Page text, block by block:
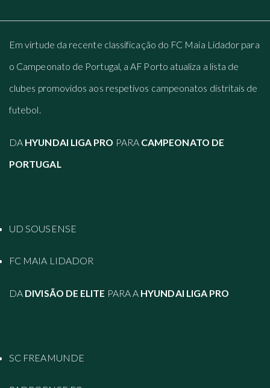
Em virtude da recente classificação do FC Maia Lidador para
o Campeonato de Portugal, a AF Porto atualiza a lista de
clubes promovidos aos respetivos campeonatos distritais de
futebol.
DA HYUNDAI LIGA PRO PARA CAMPEONATO DE
PORTUGAL
UD SOUSENSE
FC MAIA LIDADOR
DA DIVISÃO DE ELITE PARA A HYUNDAI LIGA PRO
SC FREAMUNDE